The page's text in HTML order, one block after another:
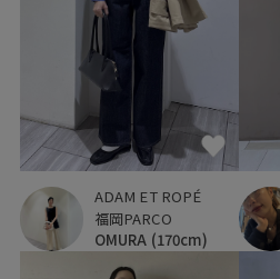
ADAM ET ROPÉ
福岡PARCO
OMURA (170cm)